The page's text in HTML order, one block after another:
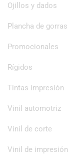
Ojillos y dados
Plancha de gorras
Promocionales
Rígidos
Tintas impresión
Vinil automotriz
Vinil de corte
Vinil de impresión